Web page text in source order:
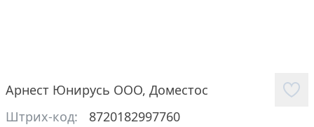
Арнест Юнирусь ООО, Доместос
Штрих-код:
8720182997760